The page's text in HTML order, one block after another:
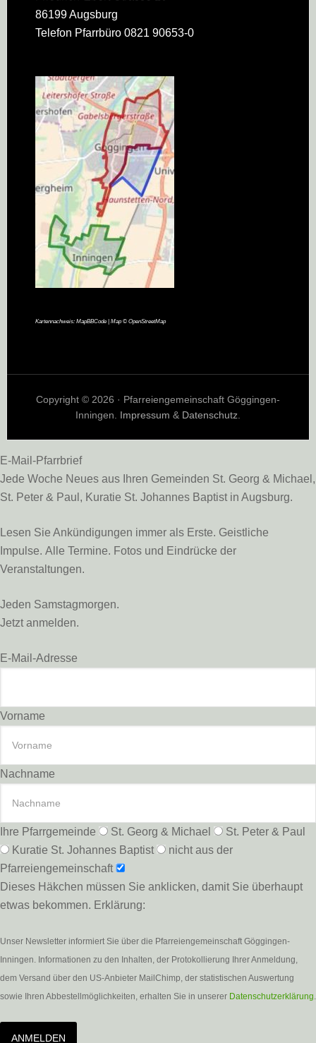
86199 Augsburg
Telefon Pfarrbüro 0821 90653-0
Kartennachweis: MapBBCode| Map © OpenStreetMap
Copyright © 2026 · Pfarreiengemeinschaft Göggingen-
Inningen. Impressum & Datenschutz.
E-Mail-Pfarrbrief
Jede Woche Neues aus Ihren Gemeinden St. Georg & Michael,
St. Peter & Paul, Kuratie St. Johannes Baptist in Augsburg.
Lesen Sie Ankündigungen immer als Erste. Geistliche
Impulse. Alle Termine. Fotos und Eindrücke der
Veranstaltungen.
Jeden Samstagmorgen.
Jetzt anmelden.
E-Mail-Adresse
Vorname
Nachname
Ihre Pfarrgemeinde St. Georg & Michael
St. Peter & Paul
Kuratie St. Johannes Baptist
nicht aus der
Pfarreiengemeinschaft
Dieses Häkchen müssen Sie anklicken, damit Sie überhaupt
etwas bekommen. Erklärung:
Unser Newsletter informiert Sie über die Pfarreiengemeinschaft Göggingen-
Inningen. Informationen zu den Inhalten, der Protokollierung Ihrer Anmeldung,
dem Versand über den US-Anbieter MailChimp, der statistischen Auswertung
sowie Ihren Abbestellmöglichkeiten, erhalten Sie in unserer Datenschutzerklärung.
ANMELDEN